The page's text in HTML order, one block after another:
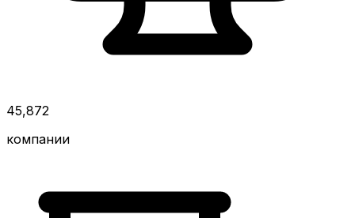
45,872
компании